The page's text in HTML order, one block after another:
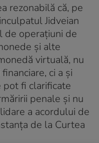
rezonabilă că, pe
Jidveian
de operaţiuni de
şi alte
virtuală, nu
ci a şi
fi clarificate
penale şi nu
a acordului de
de la Curtea